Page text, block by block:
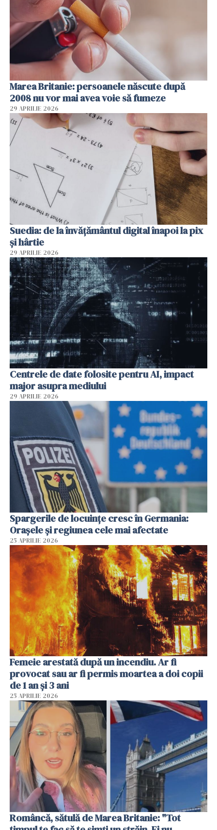
Marea Britanie: persoanele născute după
2008 nu vor mai avea voie să fumeze
29 APRILIE 2026
Suedia: de la învățământul digital înapoi la pix
și hârtie
29 APRILIE 2026
Centrele de date folosite pentru AI, impact
major asupra mediului
29 APRILIE 2026
Spargerile de locuințe cresc în Germania:
Orașele și regiunea cele mai afectate
25 APRILIE 2026
Femeie arestată după un incendiu. Ar fi
provocat sau ar fi permis moartea a doi copii
de 1 an și 3 ani
25 APRILIE 2026
Româncă, sătulă de Marea Britanie: "Tot